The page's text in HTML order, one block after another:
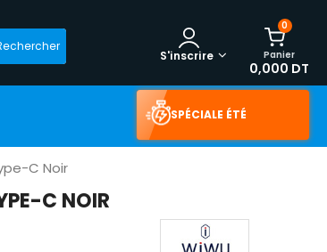
0
Panier
0,000 DT
S'inscrire
SPÉCIALE ÉTÉ
C Noir
C NOIR